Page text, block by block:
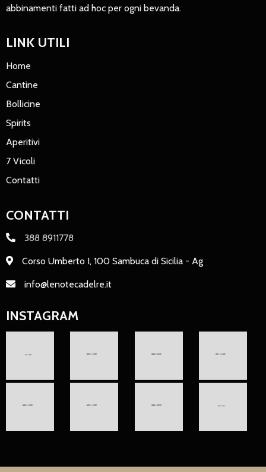
abbinamenti fatti ad hoc per ogni bevanda.
LINK UTILI
Home
Cantine
Bollicine
Spirits
Aperitivi
7 Vicoli
Contatti
CONTATTI
388 8911778
Corso Umberto I, 100 Sambuca di Sicilia - Ag
info@lenotecadelre.it
INSTAGRAM